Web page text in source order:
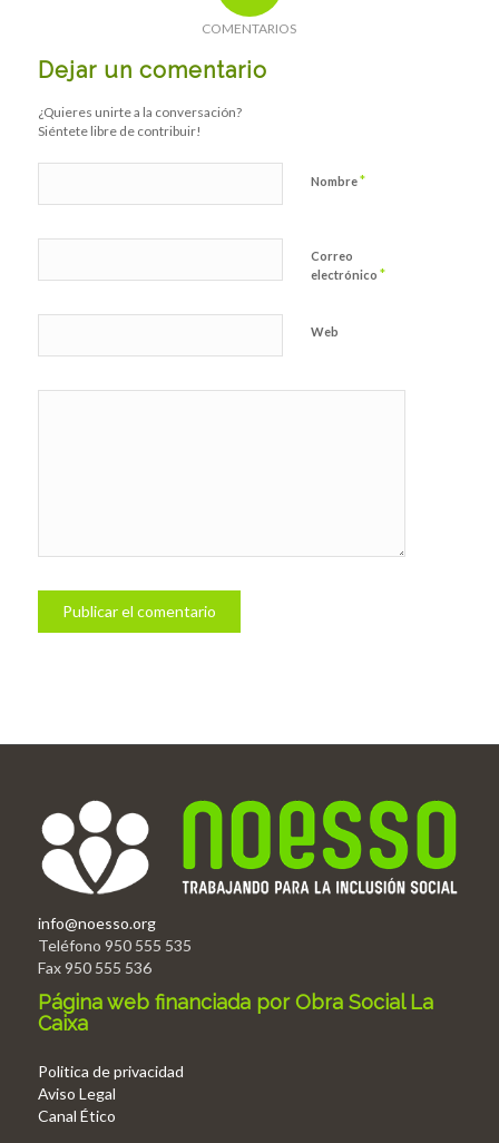
COMENTARIOS
Dejar un comentario
¿Quieres unirte a la conversación?
Siéntete libre de contribuir!
Nombre*
Correo
electrónico *
Web
info@noesso.org
Teléfono 950 555 535
Fax 950 555 536
Página web financiada por Obra Social La
Caixa
Politica de privacidad
Aviso Legal
Canal Ético